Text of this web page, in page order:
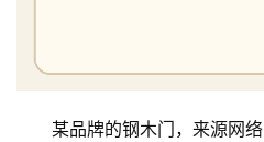
某品牌的钢木门，来源网络